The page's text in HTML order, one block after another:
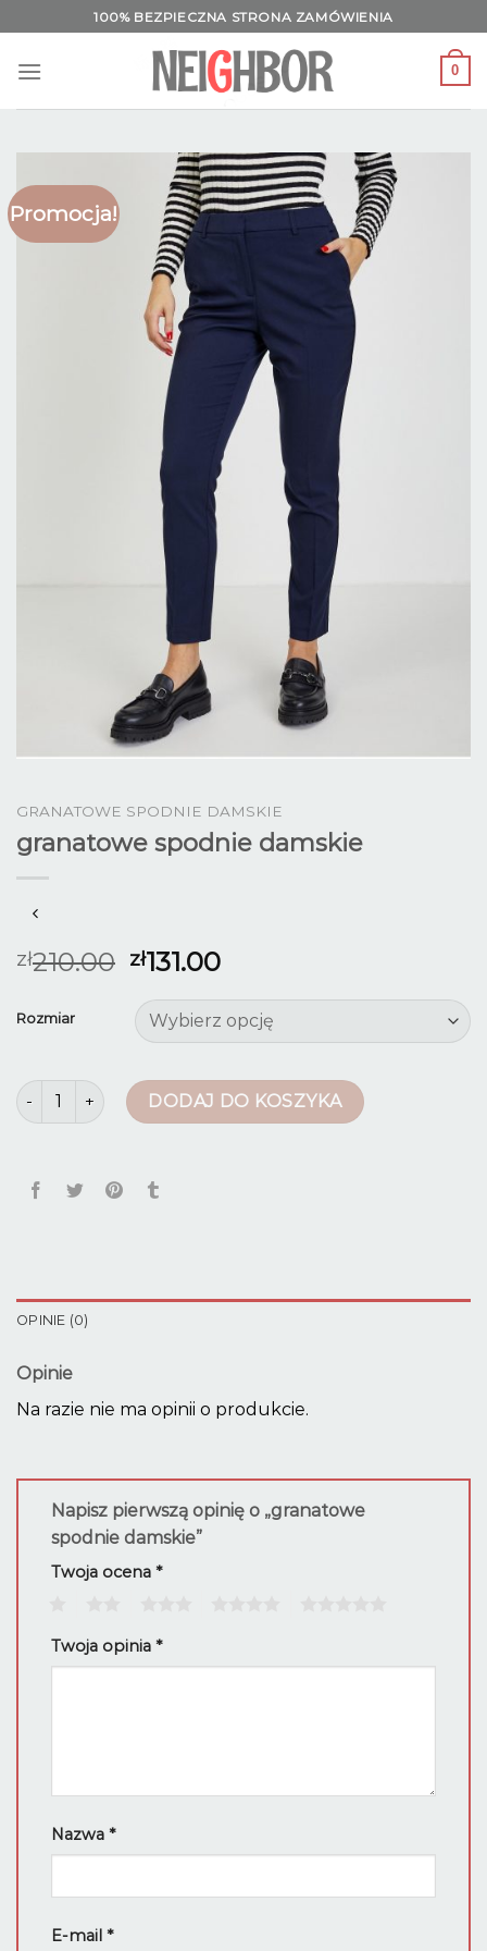
to
content
100% BEZPIECZNA STRONA ZAMÓWIENIA
0
Promocja!
GRANATOWE SPODNIE DAMSKIE
granatowe spodnie damskie
zł210.00 zł131.00
Rozmiar
ilość granatowe spodnie damskie
DODAJ DO KOSZYKA
OPINIE (0)
Opinie
Na razie nie ma opinii o produkcie.
Napisz pierwszą opinię o „granatowe
spodnie damskie”
Twoja ocena *
Twoja opinia *
Nazwa *
E-mail *